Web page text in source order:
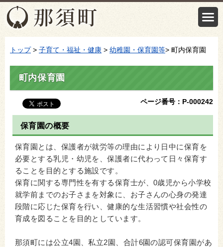
トップ> 子育て・福祉・健康 > 幼稚園・保育園等> 町内保育園
町内保育園
ページ番号：P-000242
保育園の概要
保育園とは、保護者が就労等の理由により日中に保育を
必要とする乳児・幼児を、保護者に代わって日々保育す
ることを目的とする施設です。
保育に関する専門性を有する保育士が、0歳児から小学校
就学前までのお子さまを対象に、お子さんの心身の発達
段階に応じた保育を行い、健康的な生活習慣や社会性の
育成を図ることを目的としています。
那須町には公立4園、私立2園、合計6園の認可保育園があ